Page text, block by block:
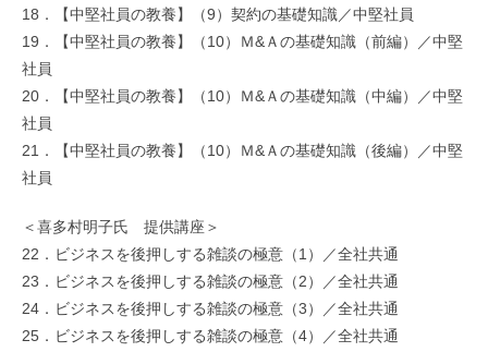
18．【中堅社員の教養】（9）契約の基礎知識／中堅社員
19．【中堅社員の教養】（10）Ｍ&Ａの基礎知識（前編）／中堅
社員
20．【中堅社員の教養】（10）Ｍ&Ａの基礎知識（中編）／中堅
社員
21．【中堅社員の教養】（10）Ｍ&Ａの基礎知識（後編）／中堅
社員
＜喜多村明子氏 提供講座＞
22．ビジネスを後押しする雑談の極意（1）／全社共通
23．ビジネスを後押しする雑談の極意（2）／全社共通
24．ビジネスを後押しする雑談の極意（3）／全社共通
25．ビジネスを後押しする雑談の極意（4）／全社共通